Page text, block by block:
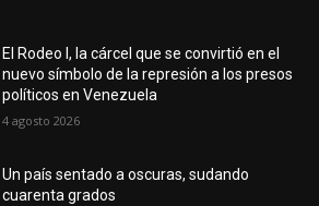
El Rodeo I, la cárcel que se convirtió en el
nuevo símbolo de la represión a los presos
políticos en Venezuela
4 agosto 2026
Un país sentado a oscuras, sudando
cuarenta grados